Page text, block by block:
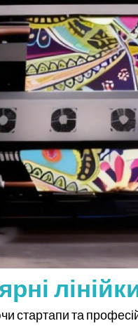
та